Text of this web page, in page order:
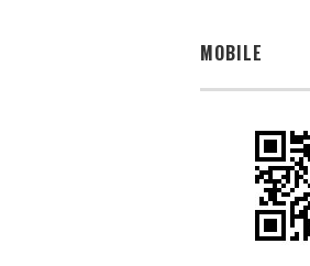
MOBILE